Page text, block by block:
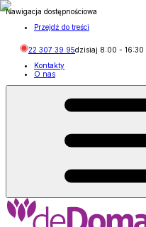
Nawigacja dostępnościowa
Przejdź do treści
22 307 39 95dzisiaj 8:00 - 16:30
Kontakty
O nas